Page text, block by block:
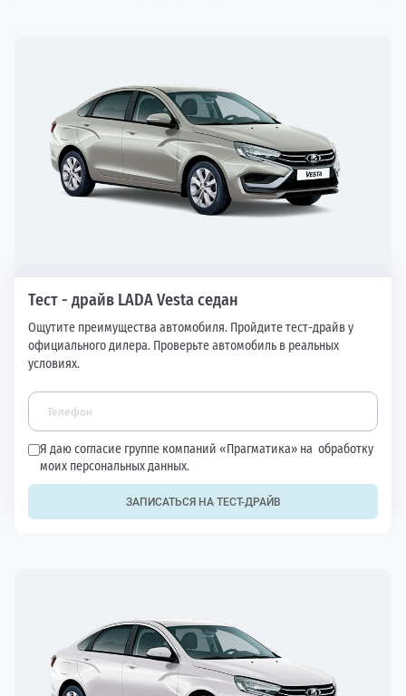
Тест - драйв LADA Vesta седан
Ощутите преимущества автомобиля. Пройдите тест-драйв у
официального дилера. Проверьте автомобиль в реальных
условиях.
Я даю согласие группе компаний «Прагматика» на обработку
моих персональных данных.
ЗАПИСАТЬСЯ НА ТЕСТ-ДРАЙВ